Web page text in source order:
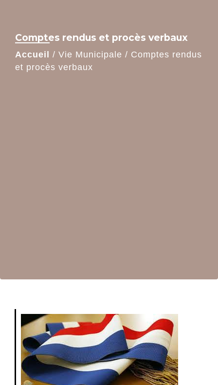
Comptes rendus et procès verbaux
Accueil / Vie Municipale / Comptes rendus
et procès verbaux